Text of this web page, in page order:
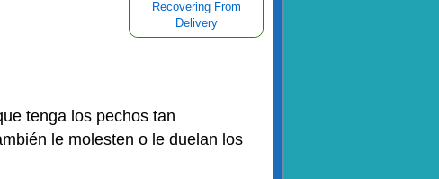
Recovering From
Delivery
tenga los pechos tan
le molesten o le duelan los